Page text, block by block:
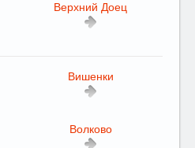
Верхний Доец
Вишенки
Волково